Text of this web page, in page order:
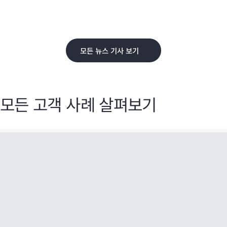
모든 뉴스 기사 보기
모든 고객 사례 살펴보기